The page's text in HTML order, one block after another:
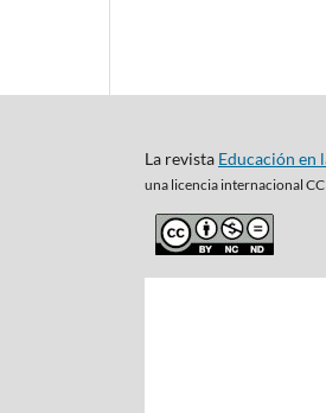
La revista Educación en
una licencia internacional